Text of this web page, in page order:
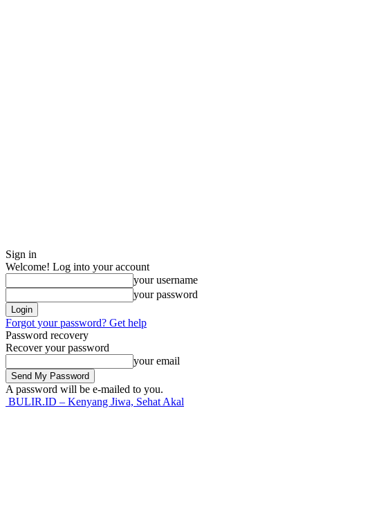
Sign in
Welcome! Log into your account
your username
your password
Forgot your password? Get help
Password recovery
Recover your password
your email
A password will be e-mailed to you.
BULIR.ID – Kenyang Jiwa, Sehat Akal